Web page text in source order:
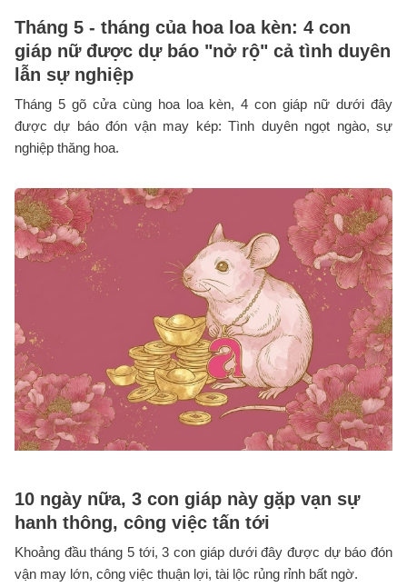
Tháng 5 - tháng của hoa loa kèn: 4 con
giáp nữ được dự báo "nở rộ" cả tình duyên
lẫn sự nghiệp
Tháng 5 gõ cửa cùng hoa loa kèn, 4 con giáp nữ dưới đây
được dự báo đón vận may kép: Tình duyên ngọt ngào, sự
nghiệp thăng hoa.
10 ngày nữa, 3 con giáp này gặp vạn sự
hanh thông, công việc tấn tới
Khoảng đầu tháng 5 tới, 3 con giáp dưới đây được dự báo đón
vận may lớn, công việc thuận lợi, tài lộc rủng rỉnh bất ngờ.